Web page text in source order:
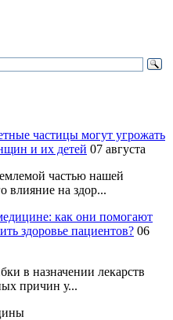
частицы могут угрожать
и их детей 07 августа
частью нашей
влияние на здор...
как они помогают
здоровье пациентов? 06
в назначении лекарств
причин у...